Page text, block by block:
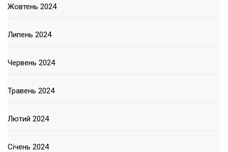
Жовтень 2024
Липень 2024
Червень 2024
Травень 2024
Лютий 2024
Січень 2024